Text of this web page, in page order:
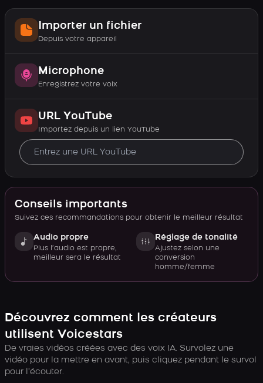
Importer un fichier
Depuis votre appareil
Microphone
Enregistrez votre voix
URL YouTube
Importez depuis un lien YouTube
Conseils importants
Suivez ces recommandations pour obtenir le meilleur résultat
Audio propre
Plus l’audio est propre,
meilleur sera le résultat
Réglage de tonalité
Ajustez selon une
conversion
homme/femme
Découvrez comment les créateurs
utilisent Voicestars
De vraies vidéos créées avec des voix IA. Survolez une
vidéo pour la mettre en avant, puis cliquez pendant le survol
pour l’écouter.